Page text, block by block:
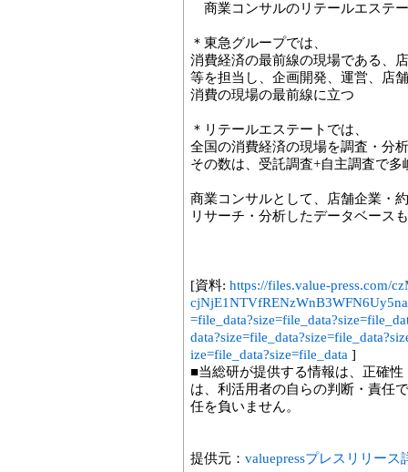
商業コンサルのリテールエステ
＊東急グループでは、
消費経済の最前線の現場である、
等を担当し、企画開発、運営、店
消費の現場の最前線に立つ
＊リテールエステートでは、
全国の消費経済の現場を調査・分
その数は、受託調査+自主調査で多
商業コンサルとして、店舗企業・
リサーチ・分析したデータベース
[資料: https://files.value-press.com/
ize=file_data?size=file_data ]
■当総研が提供する情報は、正確
は、利活用者の自らの判断・責任
任を負いません。
提供元： valuepressプレスリリース